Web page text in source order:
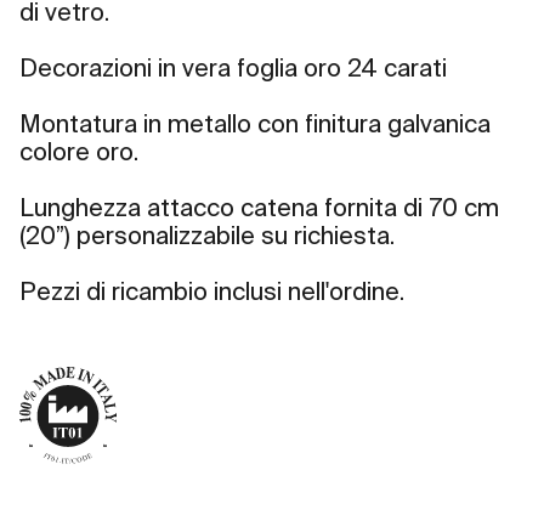
di vetro.
Decorazioni in vera foglia oro 24 carati
Montatura in metallo con finitura galvanica
colore oro.
Lunghezza attacco catena fornita di 70 cm
(20”) personalizzabile su richiesta.
Pezzi di ricambio inclusi nell'ordine.